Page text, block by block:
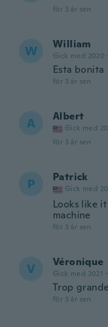
för 3 år sen
W William
Gick med 2020 ·
Esta bonita
för 3 år sen
A Albert
Gick med
för 3 år sen
P Patrick
Gick med
Looks like
machine
för 3 år sen
V Véronique
Gick med 2021 ·
Trop
för 3 år sen